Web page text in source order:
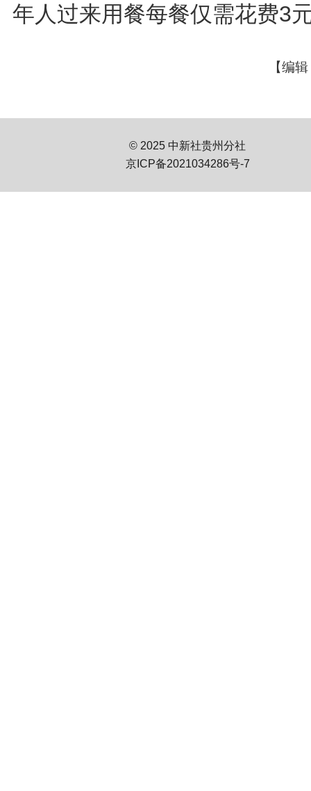
年人过来用餐每餐仅需花费3
【编
© 2025 中新社贵州分社
京ICP备2021034286号-7